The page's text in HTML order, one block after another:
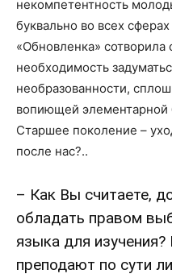
некомпетентность
буквально во всех
«Обновленка» сотворила
необходимость
необразованности,
вопиющей элементарной
Старшее поколение –
после нас?..
– Как Вы считаете,
обладать правом
языка для
преподают по сути